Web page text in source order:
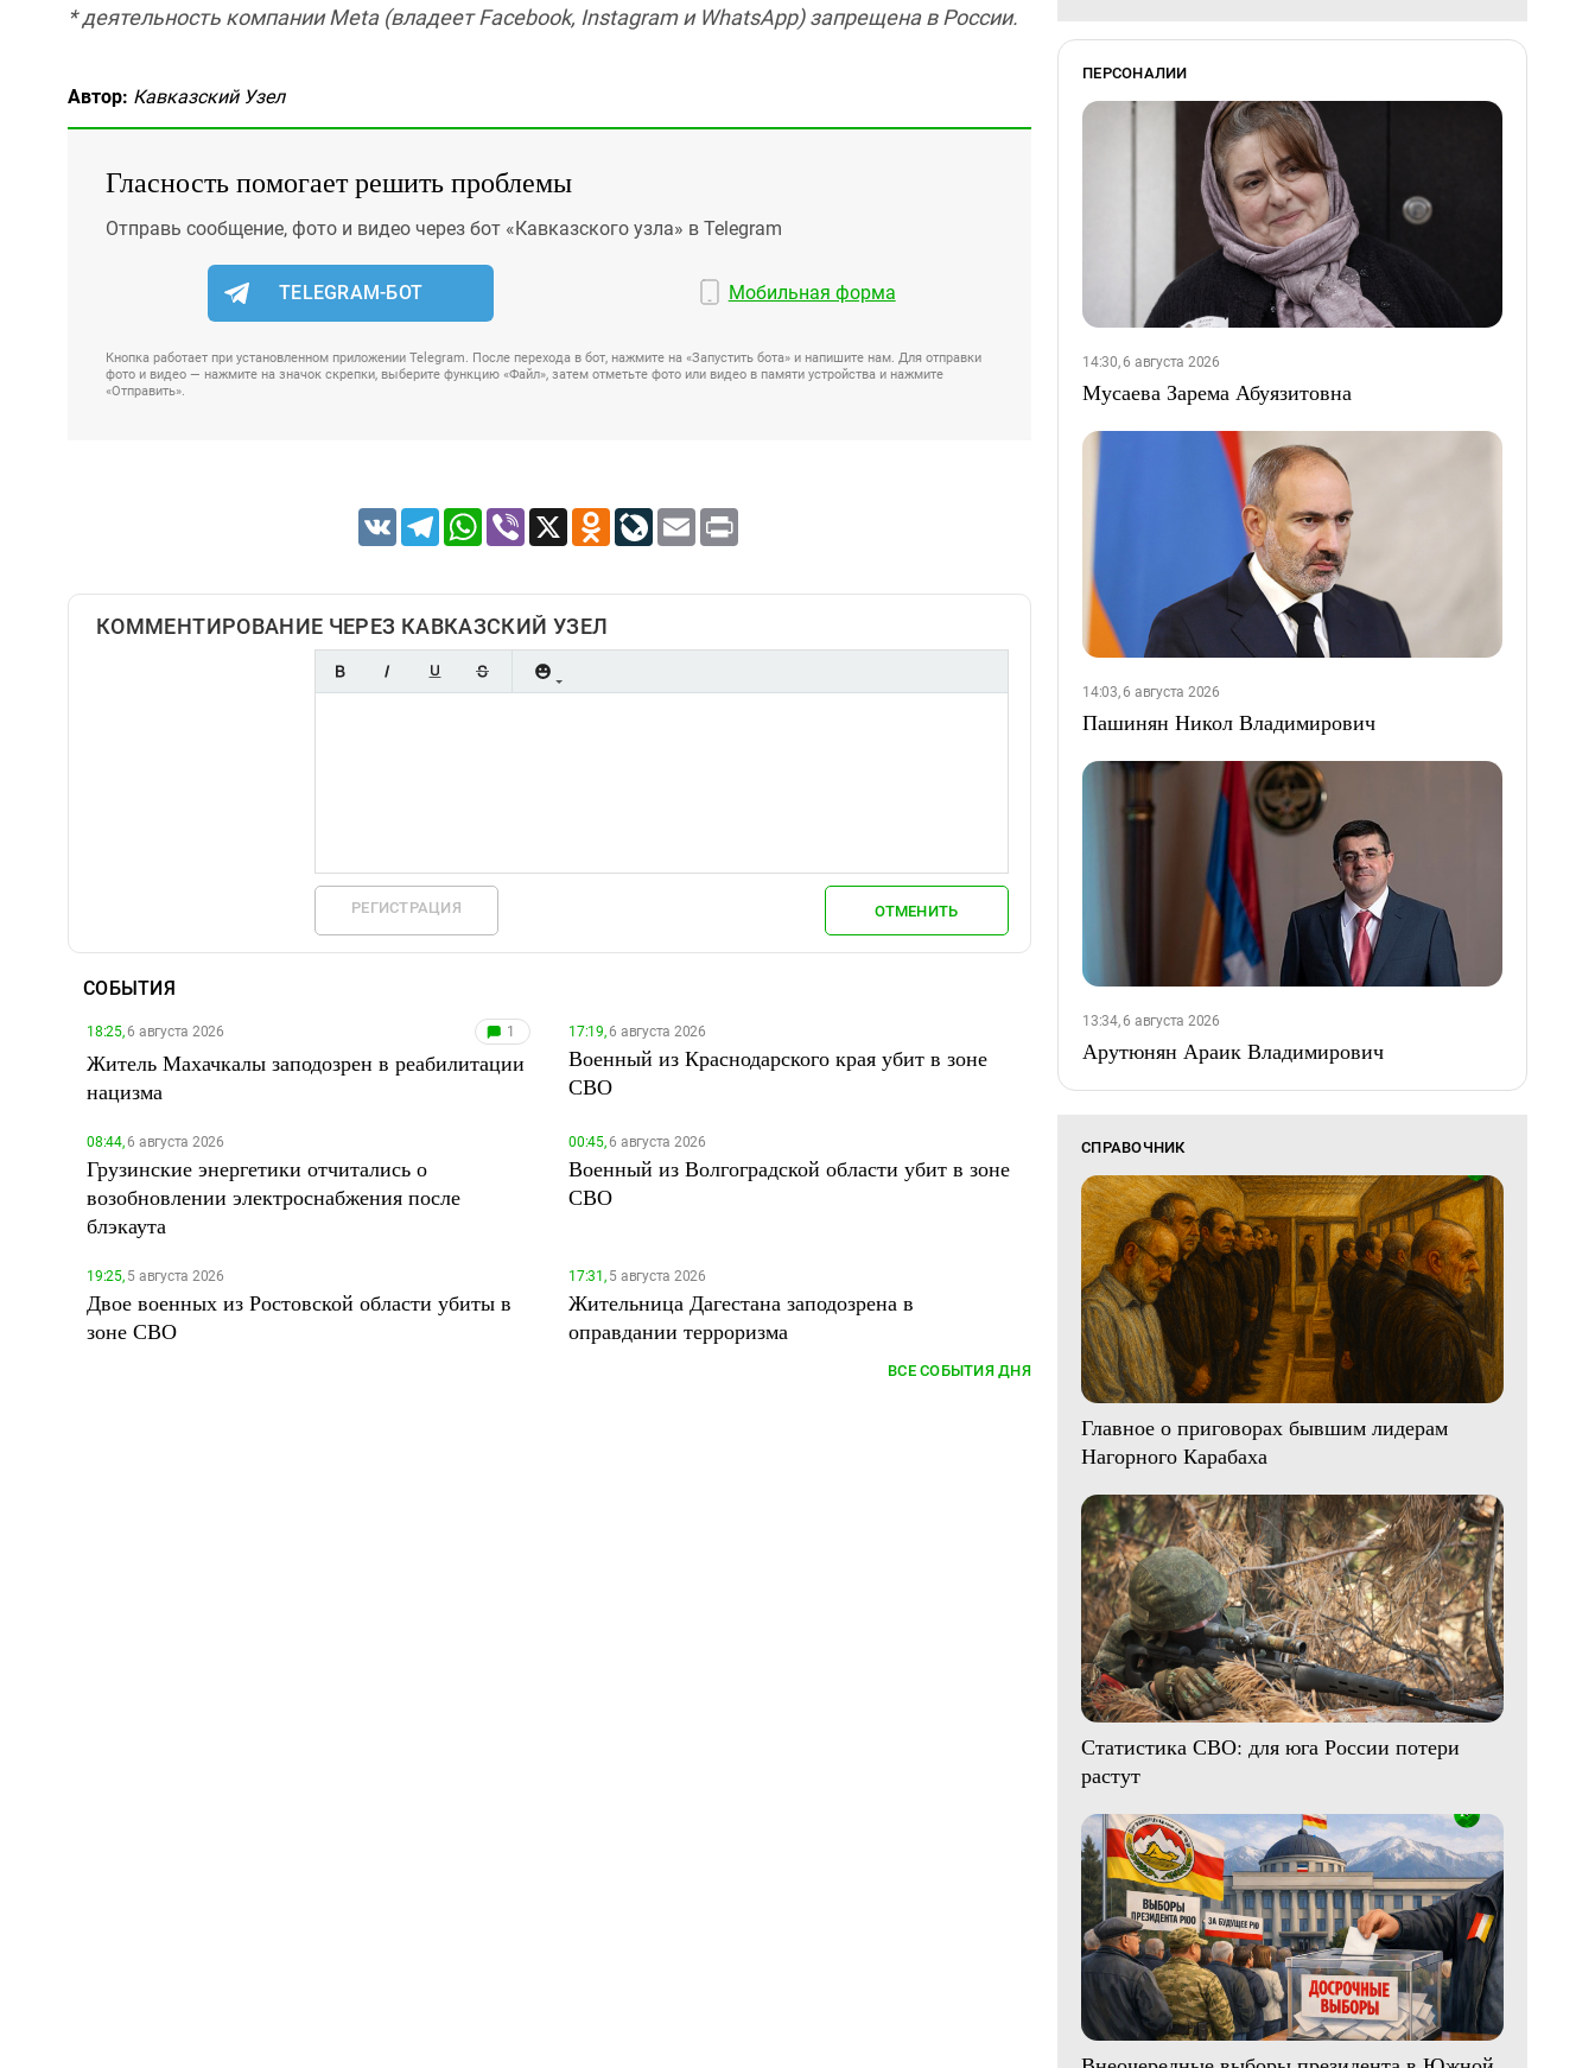
* деятельность компании Meta (владеет Facebook, Instagram и WhatsApp) запрещена в России.
Автор: Кавказский Узел
Гласность помогает решить проблемы
Отправь сообщение, фото и видео через бот «Кавказского узла» в Telegram
TELEGRAM-БОТ Мобильная форма
Кнопка работает при установленном приложении Telegram. После перехода в бот, нажмите на «Запустить бота» и напишите нам. Для отправки
фото и видео — нажмите на значок скрепки, выберите функцию «Файл», затем отметьте фото или видео в памяти устройства и нажмите
«Отправить».
VK TelegramWhatsApp
Viber X Odnoklassniki
LiveJournal
Email
КОММЕНТИРОВАНИЕ ЧЕРЕЗ КАВКАЗСКИЙ УЗЕЛ
РЕГИСТРАЦИЯ ОТМЕНИТЬ
СОБЫТИЯ
18:25,6 августа 2026 1
Житель Махачкалы заподозрен в реабилитации
нацизма
17:19,6 августа 2026
Военный из Краснодарского края убит в зоне
СВО
08:44,6 августа 2026
Грузинские энергетики отчитались о
возобновлении электроснабжения после
блэкаута
00:45,6 августа 2026
Военный из Волгоградской области убит в зоне
СВО
19:25,5 августа 2026
Двое военных из Ростовской области убиты в
зоне СВО
17:31,5 августа 2026
Жительница Дагестана заподозрена в
оправдании терроризма
ВСЕ СОБЫТИЯ ДНЯ
ПЕРСОНАЛИИ
14:30, 6 августа 2026
Мусаева Зарема Абуязитовна
14:03, 6 августа 2026
Пашинян Никол Владимирович
13:34, 6 августа 2026
Арутюнян Араик Владимирович
СПРАВОЧНИК
Главное о приговорах бывшим лидерам
Нагорного Карабаха
Статистика СВО: для юга России потери
растут